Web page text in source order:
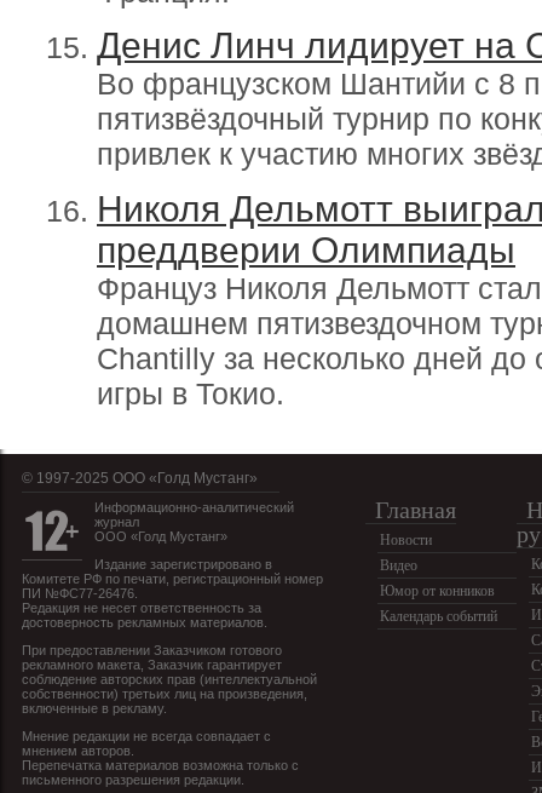
Денис Линч лидирует на
Во французском Шантийи с 8
пятизвёздочный турнир по
привлек к участию многих
Николя Дельмотт
преддверии Олимпиады
Француз Николя Дельмотт
домашнем пятизвездочном
Chantilly за несколько дней
игры в Токио.
© 1997-2025 OOO «Голд Мустанг»
Информационно-аналитический
журнал
ООО «Голд Мустанг»
Издание зарегистрировано в
Комитете РФ по печати, регистрационный номер
ПИ №ФС77-26476.
Редакция не несет ответственность за
достоверность рекламных материалов.
При предоставлении Заказчиком готового
рекламного макета, Заказчик гарантирует
соблюдение авторских прав (интеллектуальной
собственности) третьих лиц на произведения,
включенные в рекламу.
Мнение редакции не всегда совпадает с
мнением авторов.
Перепечатка материалов возможна только с
письменного разрешения редакции.
Главная
Новости
Видео
Юмор от конников
Календарь событий